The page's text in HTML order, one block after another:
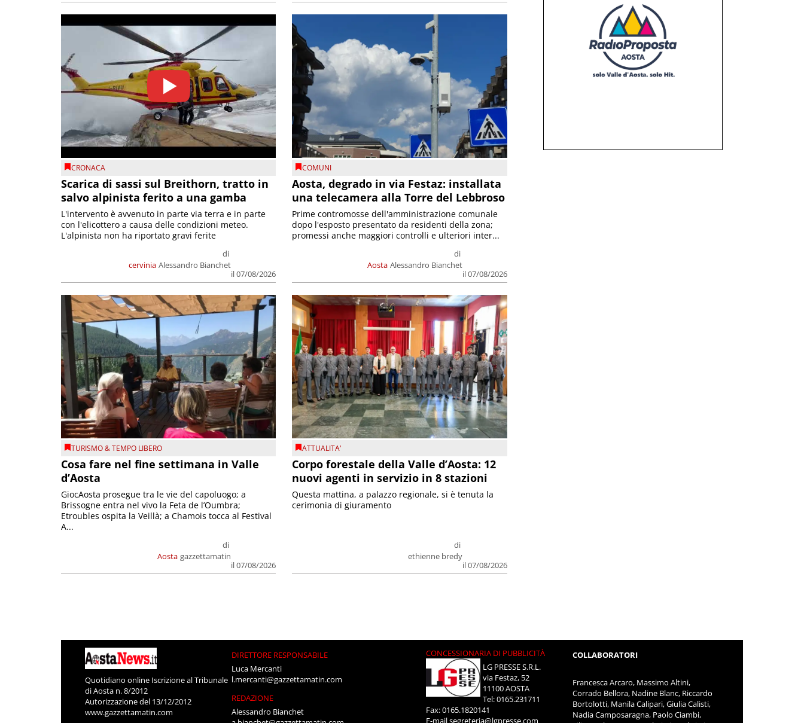
CRONACA
Scarica di sassi sul Breithorn, tratto in
salvo alpinista ferito a una gamba
cervinia
di
Alessandro Bianchet
il 07/08/2026
L'intervento è avvenuto in parte via terra e in parte
con l'elicottero a causa delle condizioni meteo.
L'alpinista non ha riportato gravi ferite
COMUNI
Aosta, degrado in via Festaz: installata
una telecamera alla Torre del Lebbroso
Aosta
di
Alessandro Bianchet
il 07/08/2026
Prime contromosse dell'amministrazione comunale
dopo l'esposto presentato da residenti della zona;
promessi anche maggiori controlli e ulteriori inter...
TURISMO & TEMPO LIBERO
Cosa fare nel fine settimana in Valle
d’Aosta
Aosta
di
gazzettamatin
il 07/08/2026
GiocAosta prosegue tra le vie del capoluogo; a
Brissogne entra nel vivo la Feta de l’Oumbra;
Etroubles ospita la Veillà; a Chamois tocca al Festival
A...
ATTUALITA'
Corpo forestale della Valle d’Aosta: 12
nuovi agenti in servizio in 8 stazioni
di
ethienne bredy
il 07/08/2026
Questa mattina, a palazzo regionale, si è tenuta la
cerimonia di giuramento
Quotidiano online Iscrizione al Tribunale
di Aosta n. 8/2012
Autorizzazione del 13/12/2012
www.gazzettamatin.com
DIRETTORE RESPONSABILE
Luca Mercanti
l.mercanti@gazzettamatin.com
REDAZIONE
Alessandro Bianchet
CONCESSIONARIA DI PUBBLICITÀ
LG PRESSE S.R.L.
via Festaz, 52
11100 AOSTA
Tel: 0165.231711
Fax: 0165.1820141
E-mailsegreteria@lgpresse.com
COLLABORATORI
Francesca Arcaro, Massimo Altini,
Corrado Bellora, Nadine Blanc, Riccardo
Bortolotti, Manila Calipari, Giulia Calisti,
Nadia Camposaragna, Paolo Ciambi,